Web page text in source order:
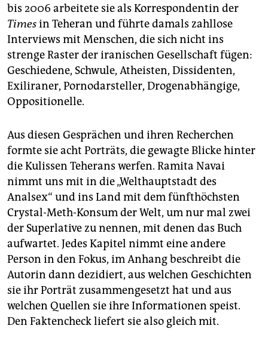
bis 2006 arbeitete sie als Korrespondentin der
Timesin Teheran und führte damals zahllose
Interviews mit Menschen, die sich nicht ins
strenge Raster der iranischen Gesellschaft fügen:
Geschiedene, Schwule, Atheisten, Dissidenten,
Exiliraner, Pornodarsteller, Drogenabhängige,
Oppositionelle.
Aus diesen Gesprächen und ihren Recherchen
formte sie acht Porträts, die gewagte Blicke hinter
die Kulissen Teherans werfen. Ramita Navai
nimmt uns mit in die „Welthauptstadt des
Analsex“ und ins Land mit dem fünfthöchsten
Crystal-Meth-Konsum der Welt, um nur mal zwei
der Superlative zu nennen, mit denen das Buch
aufwartet. Jedes Kapitel nimmt eine andere
Person in den Fokus, im Anhang beschreibt die
Autorin dann dezidiert, aus welchen Geschichten
sie ihr Porträt zusammengesetzt hat und aus
welchen Quellen sie ihre Informationen speist.
Den Faktencheck liefert sie also gleich mit.